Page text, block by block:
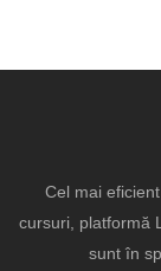
Cel mai
cursuri, platformă
sunt în